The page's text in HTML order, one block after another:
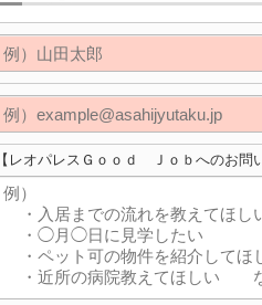
【レオパレスＧｏｏｄ Ｊｏｂへのお問